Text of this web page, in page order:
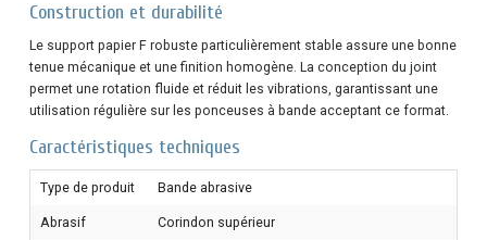
Construction et durabilité
Le support papier F robuste particulièrement stable assure une bonne
tenue mécanique et une finition homogène. La conception du joint
permet une rotation fluide et réduit les vibrations, garantissant une
utilisation régulière sur les ponceuses à bande acceptant ce format.
Caractéristiques techniques
Type de produit Bande abrasive
Abrasif Corindon supérieur